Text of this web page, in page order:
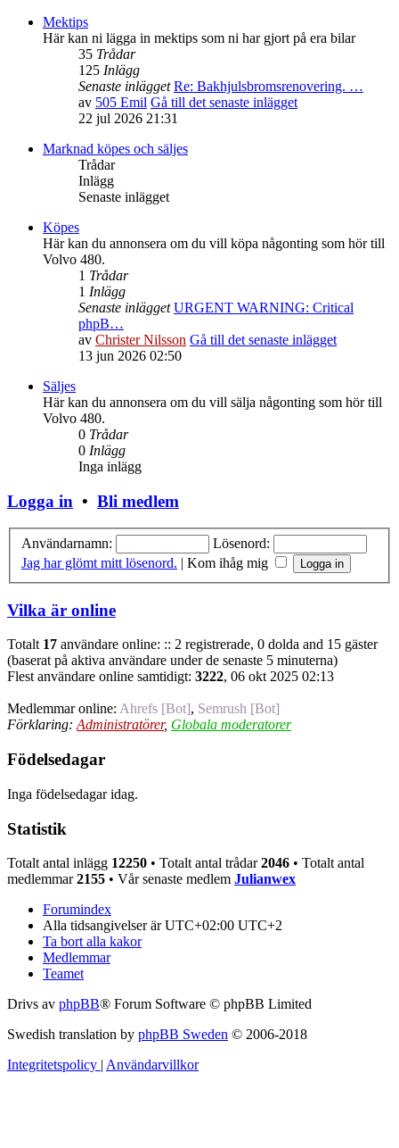
Mektips
Här kan ni lägga in mektips som ni har gjort på era bilar
35 Trådar
125 Inlägg
Senaste inlägget Re: Bakhjulsbromsrenovering. …
av 505 Emil Gå till det senaste inlägget
22 jul 2026 21:31
Marknad köpes och säljes
Trådar
Inlägg
Senaste inlägget
Köpes
Här kan du annonsera om du vill köpa någonting som hör till
Volvo 480.
1 Trådar
1 Inlägg
Senaste inlägget URGENT WARNING: Critical
phpB…
av Christer Nilsson Gå till det senaste inlägget
13 jun 2026 02:50
Säljes
Här kan du annonsera om du vill sälja någonting som hör till
Volvo 480.
0 Trådar
0 Inlägg
Inga inlägg
Logga in • Bli medlem
Användarnamn:
Lösenord:
Jag har glömt mitt lösenord. | Kom ihåg mig
Vilka är online
Totalt 17 användare online: :: 2 registrerade, 0 dolda and 15 gäster
(baserat på aktiva användare under de senaste 5 minuterna)
Flest användare online samtidigt: 3222, 06 okt 2025 02:13
Medlemmar online: Ahrefs [Bot], Semrush [Bot]
Förklaring: Administratörer, Globala moderatorer
Födelsedagar
Inga födelsedagar idag.
Statistik
Totalt antal inlägg 12250 • Totalt antal trådar2046 • Totalt antal
medlemmar2155 • Vår senaste medlem Julianwex
Forumindex
Alla tidsangivelser är UTC+02:00 UTC+2
Ta bort alla kakor
Medlemmar
Teamet
Drivs av phpBB® Forum Software © phpBB Limited
Swedish translation by phpBB Sweden © 2006-2018
Integritetspolicy | Användarvillkor